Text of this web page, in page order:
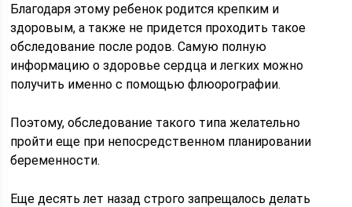
Благодаря этому ребенок родится крепким и
здоровым, а также не придется проходить такое
обследование после родов. Самую полную
информацию о здоровье сердца и легких можно
получить именно с помощью флюорографии.
Поэтому, обследование такого типа желательно
пройти еще при непосредственном планировании
беременности.
Еще десять лет назад строго запрещалось делать